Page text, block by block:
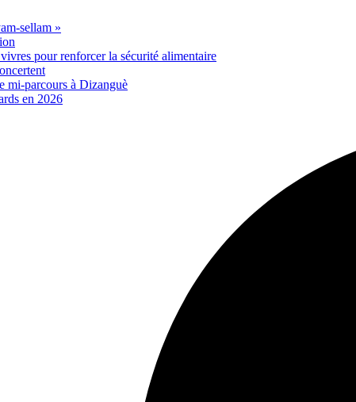
sellam »
pour renforcer la sécurité alimentaire
mi-parcours à Dizanguè
en 2026